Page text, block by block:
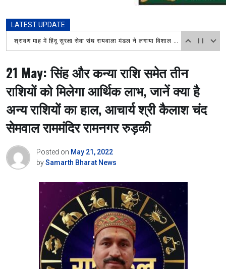
LATEST UPDATE
श्रावण माह में हिंदू सुरक्षा सेवा संघ रायवाला मंडल ने लगाया विशाल भंडारा, चिकित्सा शिविर में भी लोगों ने उठाया लाभ
21 May: सिंह और कन्या राशि समेत तीन
राशियों को मिलेगा आर्थिक लाभ, जानें क्या है
अन्य राशियों का हाल, आचार्य श्री कैलाश चंद
सेमवाल राममंदिर रामनगर रुड़की
Posted on May 21, 2022
bySamarth Bharat News